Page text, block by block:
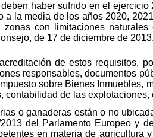
haber sufrido en el
a la media de los años 2020,
con limitaciones
de 17 de diciembre de 2013.
de estos requisitos,
responsables, documentos
sobre Bienes
contabilidad de las explotaciones,
o ganaderas están o no
del Parlamento Europeo y
en materia de agricultura